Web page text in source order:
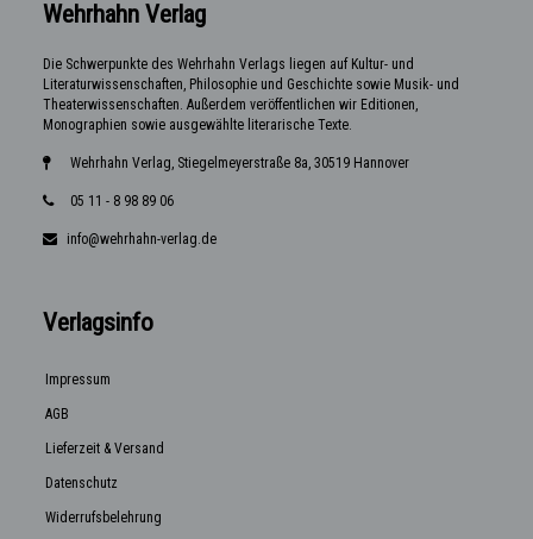
Wehrhahn Verlag
Die Schwerpunkte des Wehrhahn Verlags liegen auf Kultur- und
Literaturwissenschaften, Philosophie und Geschichte sowie Musik- und
Theaterwissenschaften. Außerdem veröffentlichen wir Editionen,
Monographien sowie ausgewählte literarische Texte.
Wehrhahn Verlag, Stiegelmeyerstraße 8a, 30519 Hannover
05 11 - 8 98 89 06
info@wehrhahn-verlag.de
Verlagsinfo
Impressum
AGB
Lieferzeit & Versand
Datenschutz
Widerrufsbelehrung